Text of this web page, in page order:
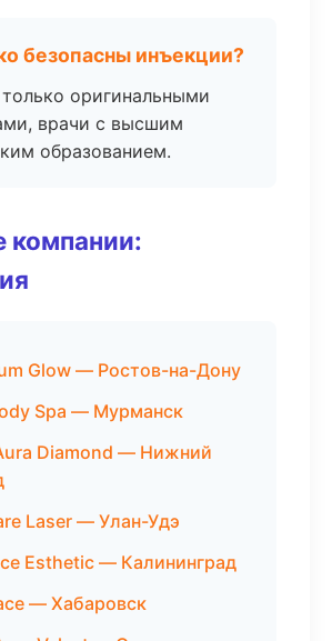
безопасны инъекции?
оригинальными
врачи с высшим
образованием.
компании:
Glow — Ростов-на-Дону
Spa — Мурманск
Diamond — Нижний
Laser — Улан-Удэ
Esthetic — Калининград
— Хабаровск